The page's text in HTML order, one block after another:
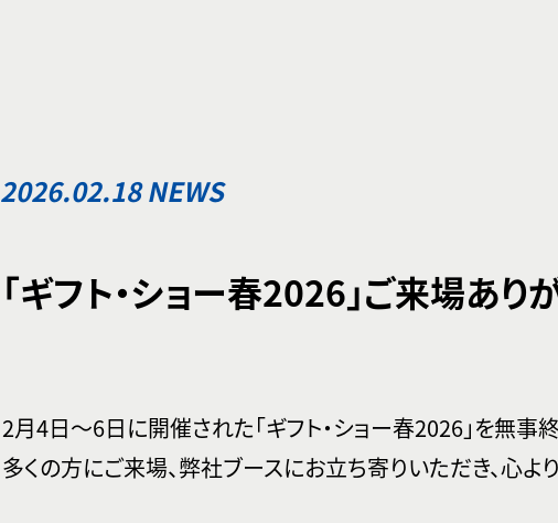
2026.02.18 NEWS
「ギフト・ショー春2026」ご来場あり
2月4日～6日に開催された「ギフト・ショー春2026」を無事
多くの方にご来場、弊社ブースにお立ち寄りいただき、心よ